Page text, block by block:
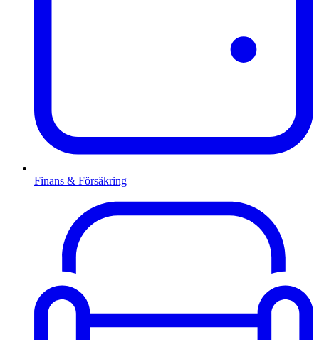
Finans & Försäkring